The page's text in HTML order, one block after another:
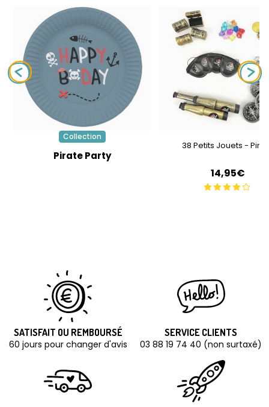
Collection
Pirate Party
38 Petits Jouets -
14,95€
SATISFAIT OU REMBOURSÉ
60 jours pour changer d'avis
SERVICE CLIENTS
03 88 19 74 40 (non surtaxé)